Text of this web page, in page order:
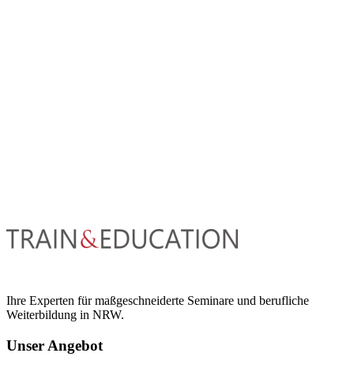
Ihre Experten für maßgeschneiderte Seminare und berufliche
Weiterbildung in NRW.
Unser Angebot